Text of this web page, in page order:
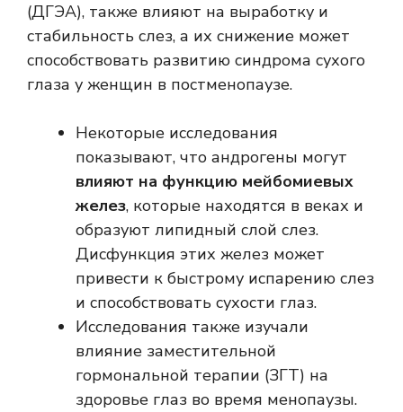
(ДГЭА), также влияют на выработку и
стабильность слез, а их снижение может
способствовать развитию синдрома сухого
глаза у женщин в постменопаузе.
Некоторые исследования
показывают, что андрогены могут
влияют на функцию мейбомиевых
желез, которые находятся в веках и
образуют липидный слой слез.
Дисфункция этих желез может
привести к быстрому испарению слез
и способствовать сухости глаз.
Исследования также изучали
влияние заместительной
гормональной терапии (ЗГТ) на
здоровье глаз во время менопаузы.